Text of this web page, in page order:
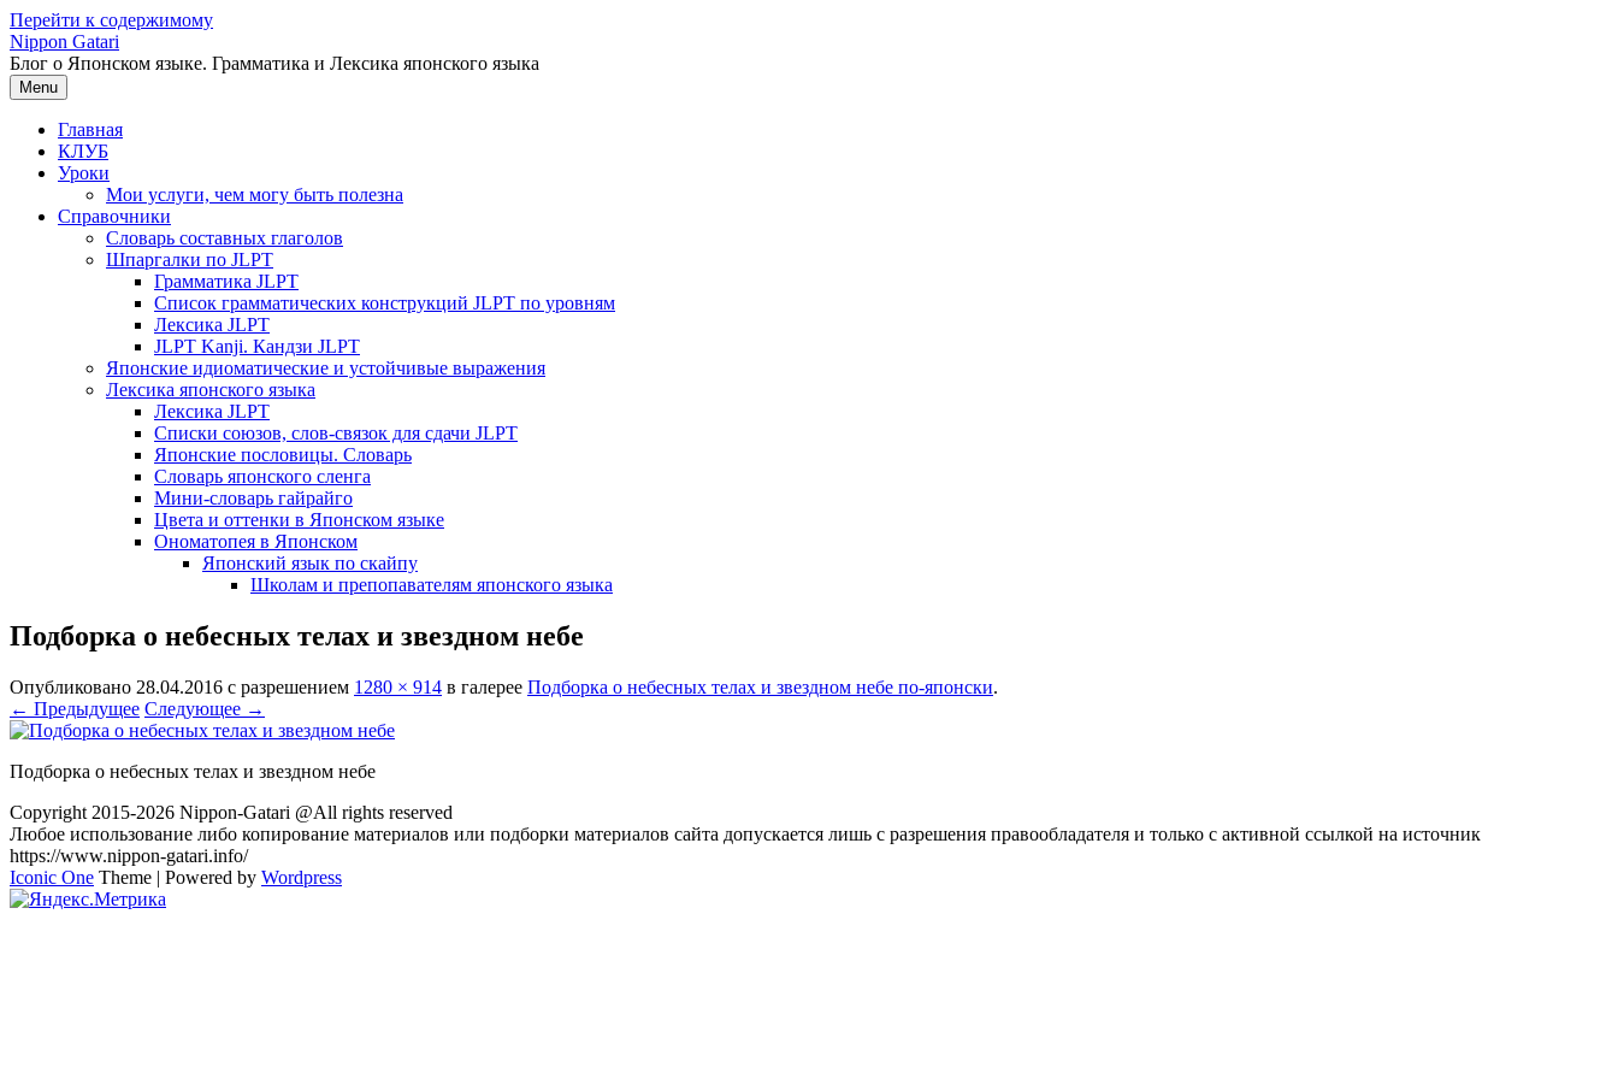
Перейти к содержимому
Nippon Gatari
Блог о Японском языке. Грамматика и Лексика японского языка
Menu
Главная
КЛУБ
Уроки
Мои услуги, чем могу быть полезна
Справочники
Словарь составных глаголов
Шпаргалки по JLPT
Грамматика JLPT
Список грамматических конструкций JLPT по уровням
Лексика JLPT
JLPT Kanji. Кандзи JLPT
Японские идиоматические и устойчивые выражения
Лексика японского языка
Лексика JLPT
Списки союзов, слов-связок для сдачи JLPT
Японские пословицы. Словарь
Словарь японского сленга
Мини-словарь гайрайго
Цвета и оттенки в Японском языке
Ономатопея в Японском
Японский язык по скайпу
Школам и препопавателям японского языка
Подборка о небесных телах и звездном небе
Опубликовано 28.04.2016 с разрешением 1280 × 914 в галерее Подборка о небесных телах и звездном небе по-японски.
← Предыдущее Следующее →
Подборка о небесных телах и звездном небе
Copyright 2015-2026 Nippon-Gatari @All rights reserved
Любое использование либо копирование материалов или подборки материалов сайта допускается лишь с разрешения правообладателя и только с активной ссылкой на источник
https://www.nippon-gatari.info/
Iconic One Theme | Powered by Wordpress